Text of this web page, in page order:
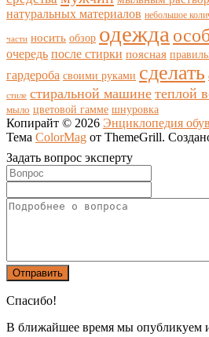
натуральных материалов небольшое
части носить обзор одежда
очередь после стирки поясная
гардероба своими руками сделать
стиле стиральной машине теплой
мыло цветовой гамме шнуровка
Копирайт © 2026 Энциклопедия
Тема ColorMag от ThemeGrill.
Задать вопрос эксперту
Спасибо!
В ближайшее время мы опубликуем